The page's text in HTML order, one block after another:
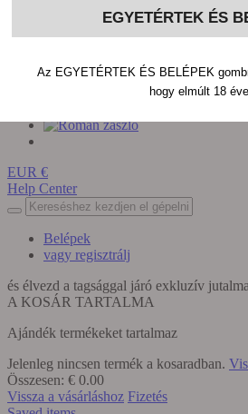
EUR €
Help Center
Belépek
vagy regisztrálj
és élvezd a tagsággal járó exkluzív
A KOSÁR TARTALMA
Ajándék termékeket tartalmaz
Jelenleg nincsen termék a kosaradban.
Összesen: € 0.00
Vissza a vásárláshoz Fizetés
EGYETÉRTEK ÉS
Az EGYETÉRTEK ÉS BELÉPEK
hogy elmúlt 18